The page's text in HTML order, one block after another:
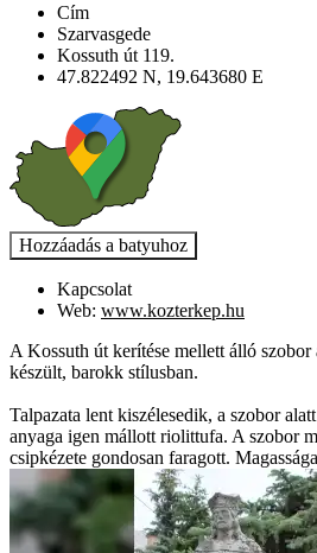
Cím
Szarvasgede
Kossuth út 119.
47.822492 N, 19.643680 E
Kapcsolat
Web: www.kozterkep.hu
A Kossuth út kerítése mellett álló
készült, barokk stílusban.
Talpazata lent kiszélesedik, a szobor
anyaga igen mállott riolittufa. A szobor
csipkézete gondosan faragott.